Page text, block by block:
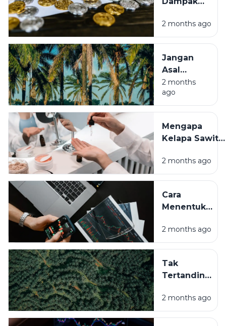
Kenaikan
Dolar
Isi
Kantongmu
2 months ago
Jangan
Asal
Tanam
Sawit!
Simak
Bisnis
yang
2 months
ago
Mengapa
Kelapa Sawit
mana? Simak
Penjelasannya
2 months ago
Cara
Menentukan
Terbaik
Trading
Supaya
Cuan
2 months ago
Tak
Tertandingi:
Indonesia
Jadi Raja
2 months ago